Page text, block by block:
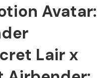
Avatar:
Lair x